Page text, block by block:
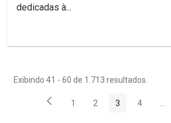
dedicadas à...
Exibindo 41 - 60 de 1.713 resultados.
Página
1 Página
2 Página
3 Página
4 ...